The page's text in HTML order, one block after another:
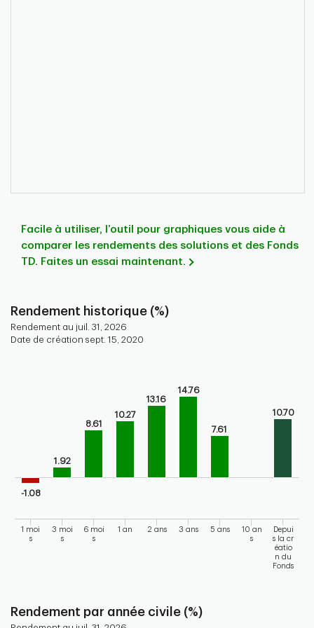
Facile à utiliser, l’outil pour graphiques vous aide à
comparer les rendements des solutions et des Fonds
TD. Faites un essai maintenant.
Rendement historique (%)
Rendement au juil. 31, 2026
Date de création sept. 15, 2020
Bar chart for historical performance of the fund
The chart has 1 X axis displaying categories.
The chart has 1 Y axis displaying values. Range: -5 to 20.
-1.08
1.92
8.61
10.27
13.16
14.76
7.61
10.70
1 moi
s
3 moi
s
6 moi
s
1 an 2 ans 3 ans 5 ans
10 an
s
Depui
s la cr
éatio
n du
Fonds
Rendement par année civile (%)